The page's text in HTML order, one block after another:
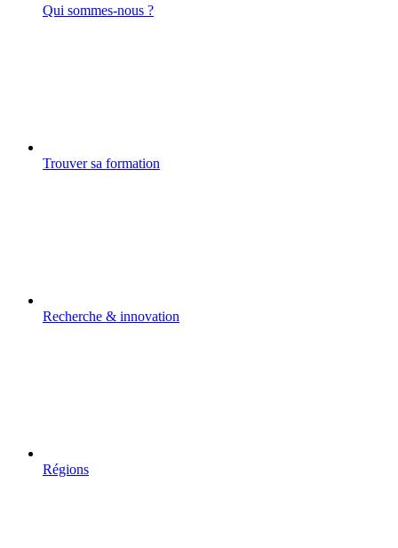
Qui sommes-nous ?
Trouver sa formation
Recherche & innovation
Régions